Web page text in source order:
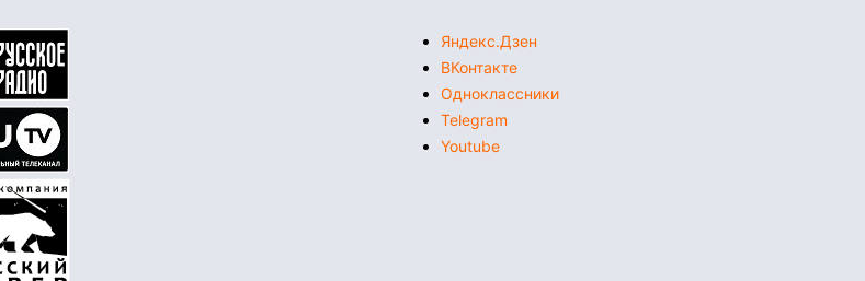
Яндекс.Дзен
ВКонтакте
Одноклассники
Telegram
Youtube